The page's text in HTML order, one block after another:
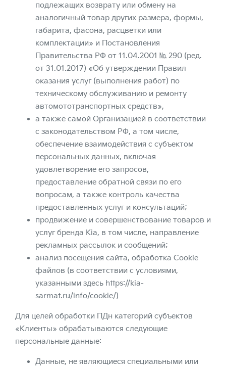
подлежащих возврату или обмену на
аналогичный товар других размера, формы,
габарита, фасона, расцветки или
комплектации» и Постановления
Правительства РФ от 11.04.2001 № 290 (ред.
от 31.01.2017) «Об утверждении Правил
оказания услуг (выполнения работ) по
техническому обслуживанию и ремонту
автомототранспортных средств»,
а также самой Организацией в соответствии
с законодательством РФ, а том числе,
обеспечение взаимодействия с субъектом
персональных данных, включая
удовлетворение его запросов,
предоставление обратной связи по его
вопросам, а также контроль качества
предоставленных услуг и консультаций;
продвижение и совершенствование товаров и
услуг бренда Kia, в том числе, направление
рекламных рассылок и сообщений;
анализ посещения сайта, обработка Cookie
файлов (в соответствии с условиями,
указанными здесь https://kia-
sarmat.ru/info/cookie/)
Для целей обработки ПДн категорий субъектов
«Клиенты» обрабатываются следующие
персональные данные:
Данные, не являющиеся специальными или